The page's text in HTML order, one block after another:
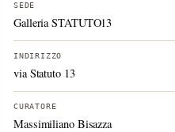
SEDE
Galleria STATUTO13
INDIRIZZO
via Statuto 13
CURATORE
Massimiliano Bisazza